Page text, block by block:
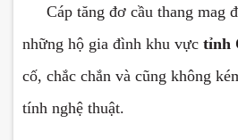
Cáp tăng đơ cầu thang mag
những hộ gia đình khu vực tỉnh
cố, chắc chắn và cũng không
tính nghệ thuật.